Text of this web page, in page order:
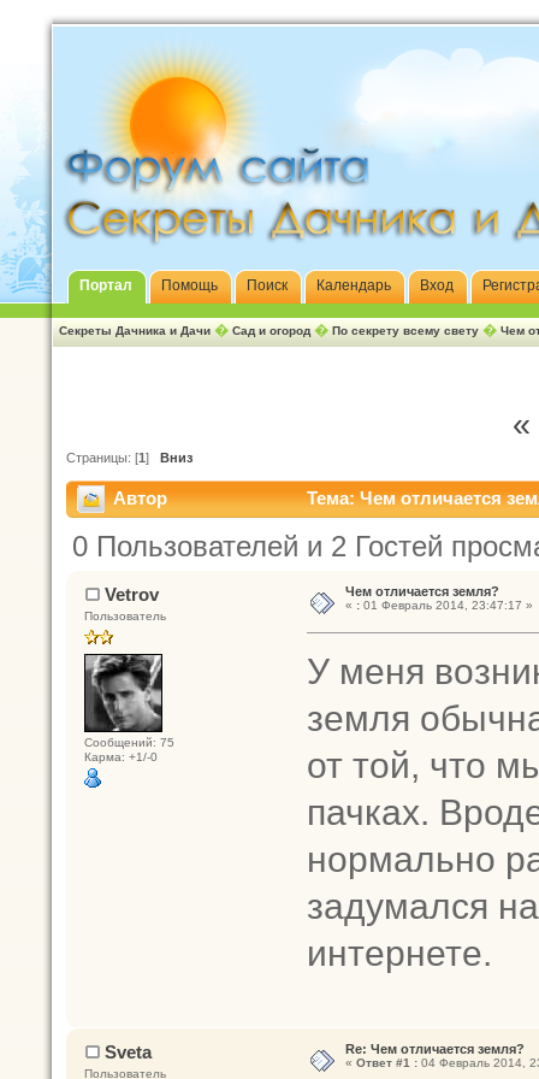
Портал Помощь Поиск Календарь Вход
Секреты Дачника и Дачи � Сад и огород� По секрету всему свету � Чем
Страницы: [1] Вниз
Автор Тема: Чем отличается
0 Пользователей и 2 Гостей
Vetrov
Пользователь
Сообщений: 75
Карма: +1/-0
Чем отличается земля?
« :01 Февраль 2014, 23:47:17 »
У меня
земля
от той, что
пачках.
нормально
задумался
интернете.
Sveta
Пользователь
Re: Чем отличается земля?
« Ответ #1 :04 Февраль 2014,